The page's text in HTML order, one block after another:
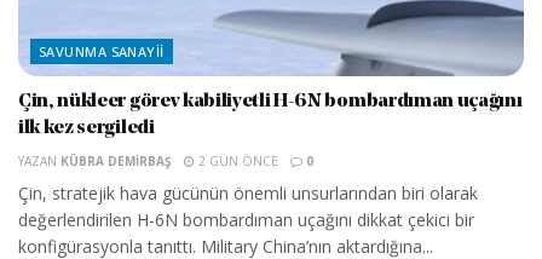
SAVUNMA SANAYII
Çin, nükleer görev kabiliyetli H-6N bombardıman uçağını
ilk kez sergiledi
YAZAN KÜBRA DEMIRBAŞ 2 GÜN ÖNCE 0
Çin, stratejik hava gücünün önemli unsurlarından biri olarak
değerlendirilen H-6N bombardıman uçağını dikkat çekici bir
konfigürasyonla tanıttı. Military China’nın aktardığına...